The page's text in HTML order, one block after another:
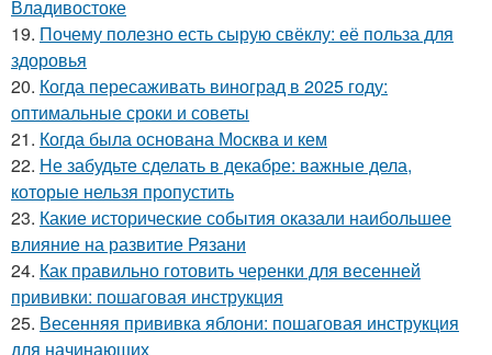
Владивостоке
19. Почему полезно есть сырую свёклу: её польза для
здоровья
20. Когда пересаживать виноград в 2025 году:
оптимальные сроки и советы
21. Когда была основана Москва и кем
22. Не забудьте сделать в декабре: важные дела,
которые нельзя пропустить
23. Какие исторические события оказали наибольшее
влияние на развитие Рязани
24. Как правильно готовить черенки для весенней
прививки: пошаговая инструкция
25. Весенняя прививка яблони: пошаговая инструкция
для начинающих